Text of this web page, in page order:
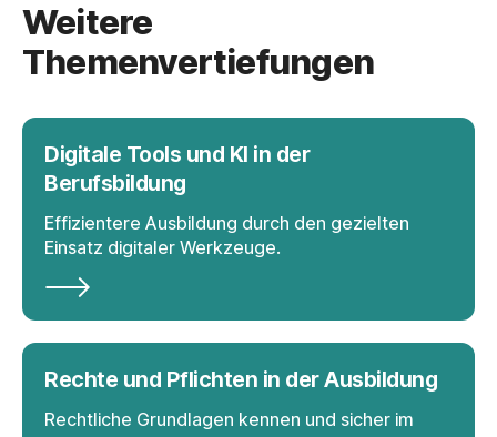
Weitere
Themenvertiefungen
Digitale Tools und KI in der
Berufsbildung
Effizientere Ausbildung durch den gezielten
Einsatz digitaler Werkzeuge.
Rechte und Pflichten in der Ausbildung
Rechtliche Grundlagen kennen und sicher im